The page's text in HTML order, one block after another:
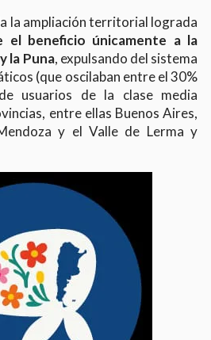
la ampliación territorial lograda
el beneficio únicamente a la
la Puna, expulsando del sistema
(que oscilaban entre el 30%
usuarios de la clase media
entre ellas Buenos Aires,
y el Valle de Lerma y